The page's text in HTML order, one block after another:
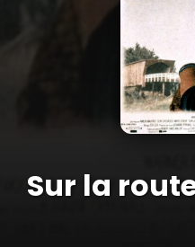
Sur la